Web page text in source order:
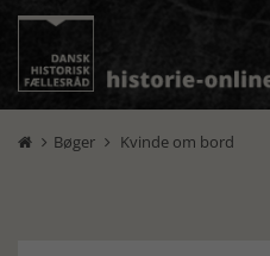
 Bøger  Kvinde om bord